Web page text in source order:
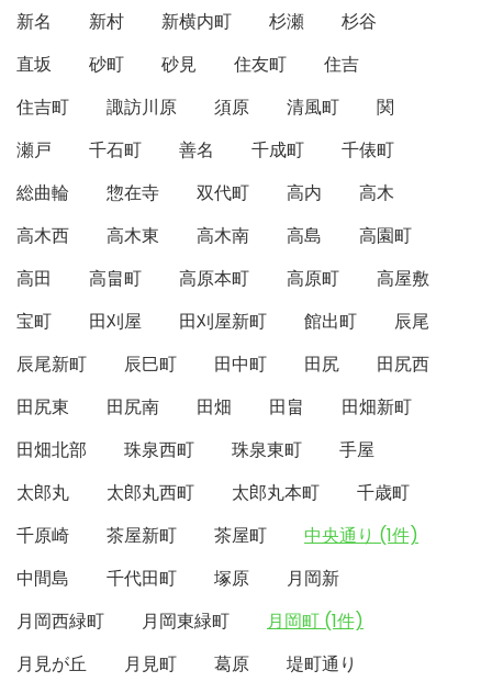
新名
新村 新横内町 杉瀬
杉谷
直坂
砂町 砂見 住友町
住吉
住吉町
諏訪川原 須原 清風町
関
瀬戸
千石町 善名 千成町
千俵町
総曲輪
惣在寺 双代町 高内
高木
高木西
高木東 高木南 高島
高園町
高田
高畠町 高原本町 高原町
高屋敷
宝町
田刈屋 田刈屋新町 館出町
辰尾
辰尾新町
辰巳町 田中町 田尻
田尻西
田尻東
田尻南 田畑 田畠
田畑新町
田畑北部
珠泉西町 珠泉東町
手屋
太郎丸
太郎丸西町 太郎丸本町
千歳町
千原崎
茶屋新町 茶屋町
中央通り (1件)
中間島
千代田町 塚原
月岡新
月岡西緑町
月岡東緑町
月岡町 (1件)
月見が丘
月見町 葛原
堤町通り